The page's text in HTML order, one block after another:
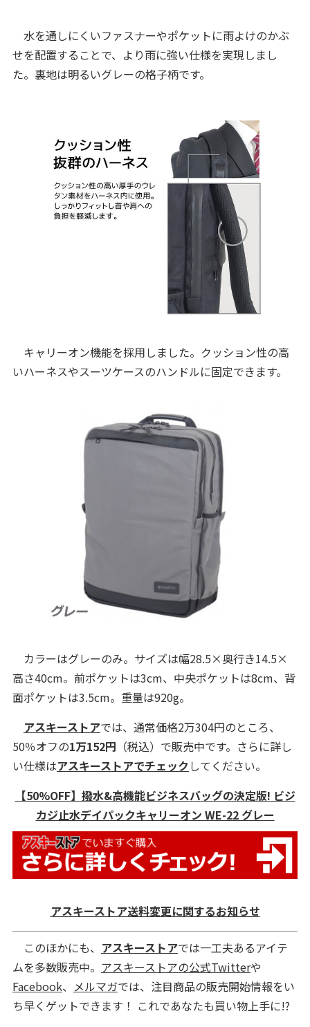
水を通しにくいファスナーやポケットに雨よけのかぶ
せを配置することで、より雨に強い仕様を実現しまし
た。裏地は明るいグレーの格子柄です。
キャリーオン機能を採用しました。クッション性の高
いハーネスやスーツケースのハンドルに固定できます。
カラーはグレーのみ。サイズは幅28.5×奥行き14.5×
高さ40cm。前ポケットは3cm、中央ポケットは8cm、背
面ポケットは3.5cm。重量は920g。
アスキーストアでは、通常価格2万304円のところ、
50％オフの1万152円 （税込）で販売中です。さらに詳し
い仕様はアスキーストアでチェックしてください。
【50%OFF】撥水&高機能ビジネスバッグの決定版! ビジ
カジ止水デイパックキャリーオン WE-22 グレー
アスキーストア送料変更に関するお知らせ
このほかにも、 アスキーストアでは一工夫あるアイテ
ムを多数販売中。 アスキーストアの公式Twitterや
Facebook、 メルマガでは、注目商品の販売開始情報をい
ち早くゲットできます！ これであなたも買い物上手に!?